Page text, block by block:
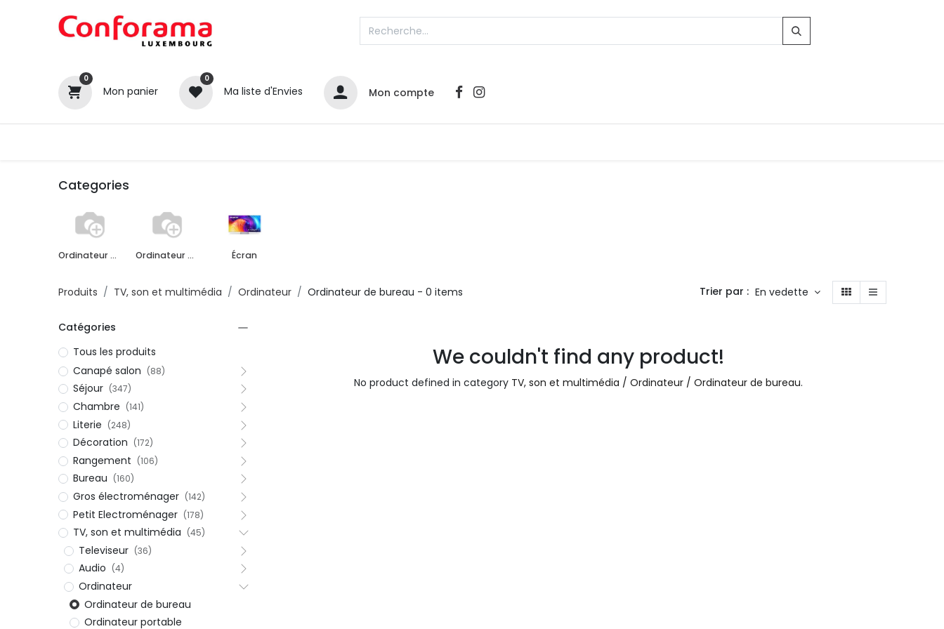
0
Mon panier
0
Ma liste d'Envies Mon compte
Categories
Ordinateur de bureau Ordinateur portable Écran
Produits TV, son et multimédia Ordinateur Ordinateur de bureau - 0 items Trier par : En vedette
Catégories
Tous les produits
Canapé salon (88)
Séjour (347)
Chambre (141)
Literie (248)
Décoration (172)
Rangement (106)
Bureau (160)
Gros électroménager (142)
Petit Electroménager (178)
TV, son et multimédia (45)
Televiseur (36)
Audio (4)
Ordinateur
Ordinateur de bureau
Ordinateur portable
We couldn't find any product!
No product defined in category TV, son et multimédia / Ordinateur / Ordinateur de bureau.